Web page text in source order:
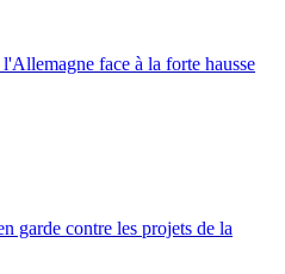
face à la forte hausse
garde contre les projets de la